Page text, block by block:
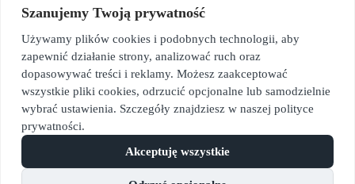
Sekretariat
e-mail:
sekretariat@wostal.pl
Biuro Zarządu i Kadr
e-mail:monika.kyc@wostal.pl
Dział Logistyki Materiałowej
e-mail:
zaopatrzenie@wostal.pl
e-mail:
kontrolajakosci@wostal.pl
Szanujemy Twoją prywatność
Używamy plików cookies i podobnych technologii, aby
zapewnić działanie strony, analizować ruch oraz
dopasowywać treści i reklamy. Możesz zaakceptować
wszystkie pliki cookies, odrzucić opcjonalne lub samodzielnie
wybrać ustawienia. Szczegóły znajdziesz w naszej polityce
prywatności.
Akceptuję wszystkie